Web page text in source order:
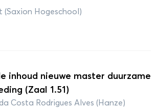
(Saxion Hogeschool)
inhoud nieuwe master duurzame
(Zaal 1.51)
Costa Rodrigues Alves (Hanze)